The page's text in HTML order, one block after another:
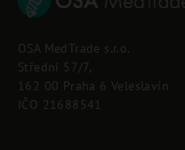
OSA MedTrade s.r.o.
Střední 57/7,
162 00 Praha 6 Veleslavín
IČO 21688541